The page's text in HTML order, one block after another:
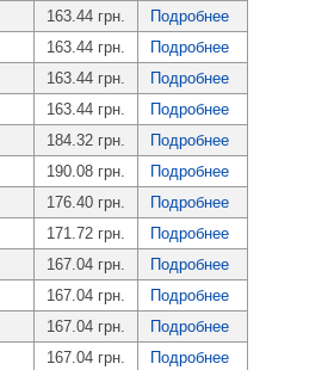
163.44 грн.
Подробнее
163.44 грн.
Подробнее
163.44 грн.
Подробнее
163.44 грн.
Подробнее
184.32 грн.
Подробнее
190.08 грн.
Подробнее
176.40 грн.
Подробнее
171.72 грн.
Подробнее
167.04 грн.
Подробнее
167.04 грн.
Подробнее
167.04 грн.
Подробнее
167.04 грн.
Подробнее